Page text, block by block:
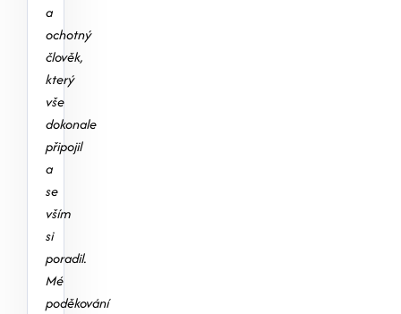
a
ochotný
člověk,
který
vše
dokonale
připojil
a
se
vším
si
poradil.
Mé
poděkování